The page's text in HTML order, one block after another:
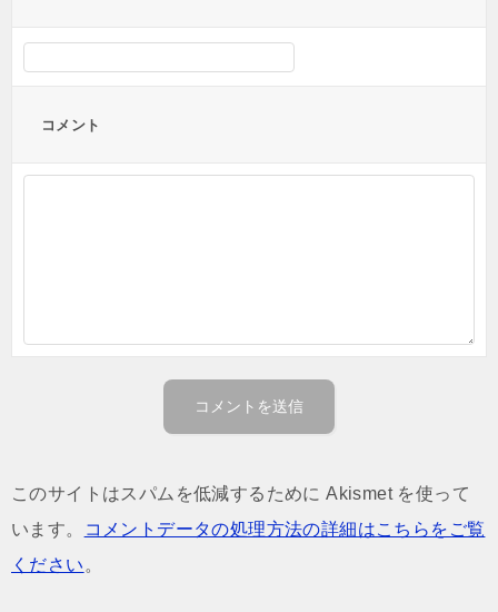
コメント
このサイトはスパムを低減するために Akismet を使って
います。
コメントデータの処理方法の詳細はこちらをご覧
ください 。